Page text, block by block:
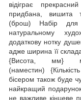
відіграє
придбана, вишита
(брош) Набір для
натуральному
додаткову нотку
адже ширина її
{Висота, мм}
(наместин)
бісером також буде
найкращий
не важливе кінцеве